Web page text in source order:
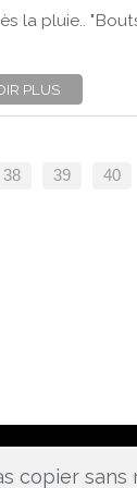
EOS 750D
la pluie..
PLUS
38 39 40
copier